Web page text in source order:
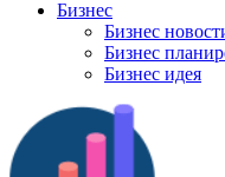
Бизнес
Бизнес
Бизнес
Бизнес идея